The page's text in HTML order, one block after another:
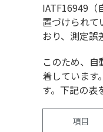
IATF16949（
置づけられて
おり、測定誤
このため、
着しています
す。下記の表
項目